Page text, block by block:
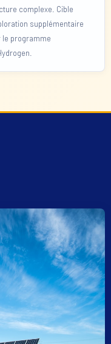
complexe. Cible
supplémentaire
le programme